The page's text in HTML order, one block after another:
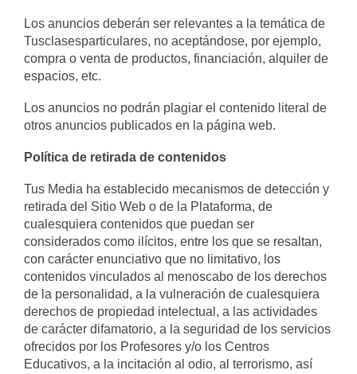
Los anuncios deberán ser relevantes a la temática de
Tusclasesparticulares, no aceptándose, por ejemplo,
compra o venta de productos, financiación, alquiler de
espacios, etc.
Los anuncios no podrán plagiar el contenido literal de
otros anuncios publicados en la página web.
Política de retirada de contenidos
Tus Media ha establecido mecanismos de detección y
retirada del Sitio Web o de la Plataforma, de
cualesquiera contenidos que puedan ser
considerados como ilícitos, entre los que se resaltan,
con carácter enunciativo que no limitativo, los
contenidos vinculados al menoscabo de los derechos
de la personalidad, a la vulneración de cualesquiera
derechos de propiedad intelectual, a las actividades
de carácter difamatorio, a la seguridad de los servicios
ofrecidos por los Profesores y/o los Centros
Educativos, a la incitación al odio, al terrorismo, así